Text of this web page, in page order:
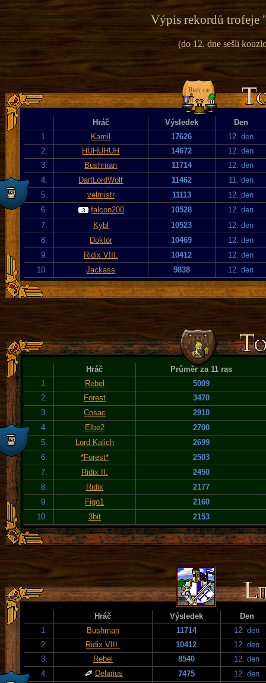
Výpis rekordů trofeje
(do 12. dne sešli
Hráč Výsledek
Den
1.
Kamil 17626
12. den
2.
HUHUHUH 14672
12. den
3.
Bushman 11714
12. den
4.
DartLordWolf 11462
11. den
5.
velmistr 11113
12. den
6.
falcon200 10528
12. den
7.
Kybl 10523
12. den
8.
Doktor 10469
12. den
9.
Ridix VIII. 10412
12. den
10.
Jackass 9838 12. den
Hráč
Průměr za 11 ras
1.
Rebel
5009
2.
Forest
3470
3.
Cosac
2910
4.
Elbe2
2700
5.
Lord Kalich
2699
6.
*Forest*
2503
7.
Ridix II.
2450
8.
Ridix
2177
9.
Figo1
2160
10.
3bit 2153
Hráč Výsledek
Den
1.
Bushman 11714
12. den
2.
Ridix VIII. 10412
12. den
3.
Rebel 8540
12. den
4.
Delarius 7475
12. den